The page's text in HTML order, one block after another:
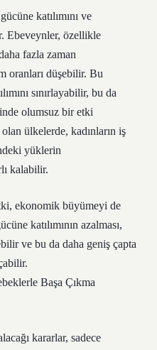
katılımını ve
Ebeveynler, özellikle
fazla zaman
oranları düşebilir. Bu
sınırlayabilir, bu da
olumsuz bir etki
ülkelerde, kadınların iş
yüklerin
kalabilir.
ekonomik büyümeyi de
katılımının azalması,
ve bu da daha geniş çapta
Başa Çıkma
kararlar, sadece